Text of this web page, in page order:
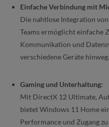
Einfache Verbindung mit
Die nahtlose Integration
Teams ermöglicht einfache
Kommunikation und
verschiedene Geräte hinweg.
Gaming und Unterhaltung:
Mit DirectX 12 Ultimate,
bietet Windows 11 Home
Performance und Zugang